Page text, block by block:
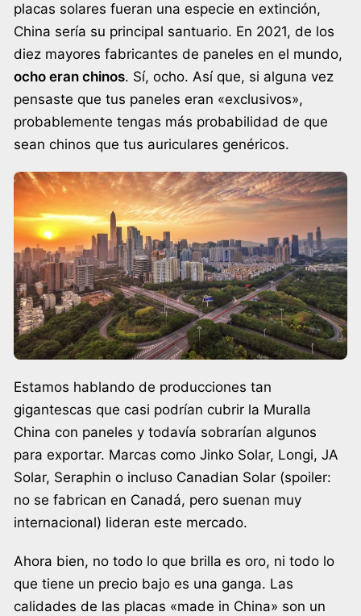
placas solares fueran una especie en extinción,
China sería su principal santuario. En 2021, de los
diez mayores fabricantes de paneles en el mundo,
ocho eran chinos. Sí, ocho. Así que, si alguna vez
pensaste que tus paneles eran «exclusivos»,
probablemente tengas más probabilidad de que
sean chinos que tus auriculares genéricos.
Estamos hablando de producciones tan
gigantescas que casi podrían cubrir la Muralla
China con paneles y todavía sobrarían algunos
para exportar. Marcas como Jinko Solar, Longi, JA
Solar, Seraphin o incluso Canadian Solar (spoiler:
no se fabrican en Canadá, pero suenan muy
internacional) lideran este mercado.
Ahora bien, no todo lo que brilla es oro, ni todo lo
que tiene un precio bajo es una ganga. Las
calidades de las placas «made in China» son un